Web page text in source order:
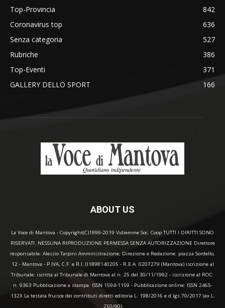
Top-Provincia
842
Coronavirus top
636
Senza categoria
527
Rubriche
386
Top-Eventi
371
GALLERY DELLO SPORT
166
ABOUT US
La Voce di Mantova - Copyright(C)1999-2019 Vidiemme Soc. Coop TUTTI I DIRITTI SONO
RISERVATI. NESSUNA RIPRODUZIONE PERMESSA SENZA AUTORIZZAZIONE Direttore
responsabile: Alessio Tarpini Amministrazione, Direzione e Redazione: piazza Sordello,
12 - Mantova - P.IVA, C.F. e R.I. 01898140205 - R.E.A. 0207279 (Mantova) iscrizione al
Tribunale: iscritta al Tribunale di Mantova al n. 25 del 30/11/1992 - iscrizione al ROC:
n. 9363 Pubblicazione a stampa: ISSN 1594-1159 - Pubblicazione online: ISSN 2465-
132X La testata fruisce dei contributi diretti editoria L. 198/2016 e d.lgs 70/2017 (ex L.
250/90)